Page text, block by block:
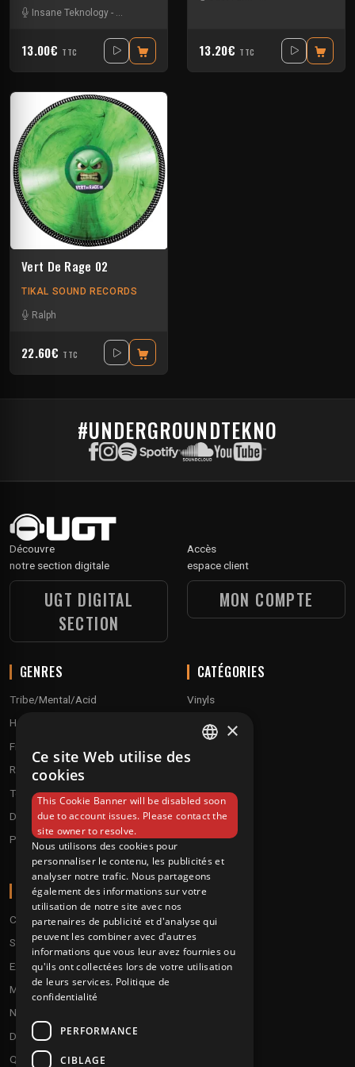
Insane Teknology - Le Troll à Roulettes
13.00€ TTC 13.20€ TTC
Vert De Rage 02
TIKAL SOUND RECORDS
Ralph
22.60€ TTC
#UNDERGROUNDTEKNO
Découvre
notre section digitale
UGT DIGITAL
SECTION
Accès
espace client
MON COMPTE
GENRES
Tribe/Mental/Acid
Hardtek / Hardfloor
Frenchcore/Hardcore
Raggatek/ Jungletek
Techno / Hard Techno / Electro
Drum'n'Bass/Raggajungle
Pre order
CATÉGORIES
Vinyls
Cd's
A PROPOS
Conditions
Service client
Expédition & retours
Modes de paiement
Notre programme de fidélité
Disques cadeaux
Qui sommes-nous ?
×
Ce site Web utilise des
cookies
This Cookie Banner will be disabled soon
due to account issues. Please contact the
site owner to resolve.
Nous utilisons des cookies pour
personnaliser le contenu, les publicités et
analyser notre trafic. Nous partageons
également des informations sur votre
utilisation de notre site avec nos
partenaires de publicité et d'analyse qui
peuvent les combiner avec d'autres
informations que vous leur avez fournies ou
qu'ils ont collectées lors de votre utilisation
de leurs services. Politique de
confidentialité
PERFORMANCE
CIBLAGE